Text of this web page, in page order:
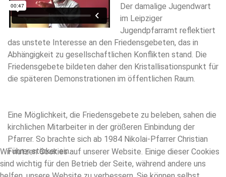
Der damalige Jugendwart
im Leipziger
Jugendpfarramt reflektiert
das unstete Interesse an den Friedensgebeten, das in
Abhängigkeit zu gesellschaftlichen Konflikten stand. Die
Friedensgebete bildeten daher den Kristallisationspunkt für
die späteren Demonstrationen im öffentlichen Raum.
Eine Möglichkeit, die Friedensgebete zu beleben, sahen die
kirchlichen Mitarbeiter in der größeren Einbindung der
Pfarrer. So brachte sich ab 1984 Nikolai-Pfarrer Christian
Führer stärker ein.
Wir nutzen Cookies auf unserer Website. Einige dieser Cookies
sind wichtig für den Betrieb der Seite, während andere uns